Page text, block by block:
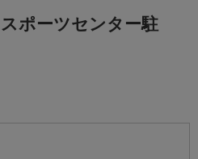
ポーツセンター駐